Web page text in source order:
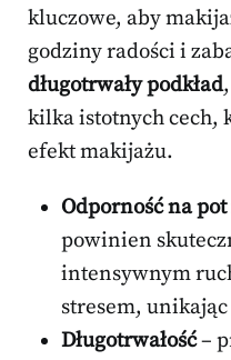
kluczowe, aby
godziny radości i
długotrwały podkład
kilka istotnych cech,
efekt makijażu.
Odporność na
powinien
intensywnym
stresem,
Długotrwałość–